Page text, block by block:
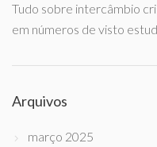
Tudo sobre intercâmbio
em números de visto
Arquivos
março 2025